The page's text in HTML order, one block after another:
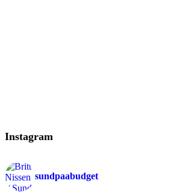
Instagram
sundpaabudget